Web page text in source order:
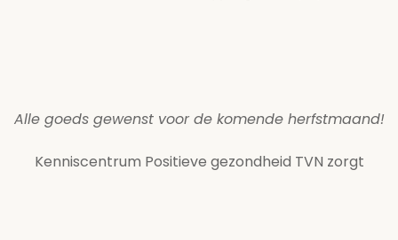
Alle goeds gewenst voor de komende herfstmaand!
Kenniscentrum Positieve gezondheid TVN zorgt